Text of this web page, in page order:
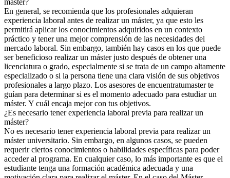
máster?
En general, se recomienda que los profesionales adquieran
experiencia laboral antes de realizar un máster, ya que esto les
permitirá aplicar los conocimientos adquiridos en un contexto
práctico y tener una mejor comprensión de las necesidades del
mercado laboral. Sin embargo, también hay casos en los que puede
ser beneficioso realizar un máster justo después de obtener una
licenciatura o grado, especialmente si se trata de un campo altamente
especializado o si la persona tiene una clara visión de sus objetivos
profesionales a largo plazo. Los asesores de encuentratumaster te
guían para determinar si es el momento adecuado para estudiar un
máster. Y cuál encaja mejor con tus objetivos.
¿Es necesario tener experiencia laboral previa para realizar un
máster?
No es necesario tener experiencia laboral previa para realizar un
máster universitario. Sin embargo, en algunos casos, se pueden
requerir ciertos conocimientos o habilidades específicas para poder
acceder al programa. En cualquier caso, lo más importante es que el
estudiante tenga una formación académica adecuada y una